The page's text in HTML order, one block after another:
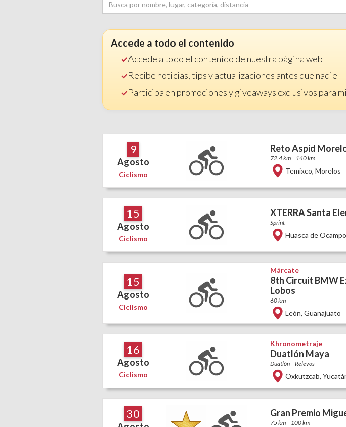
Accede a todo el contenido
Accede a todo el contenido de nuestra página web
Recibe noticias, tips y actualizaciones antes que nadie
Participa en promociones y giveaways exclusivos para
9
Agosto
Ciclismo
Reto Aspid
72.4 km 140 km
Temixco, Morelos
15
Agosto
Ciclismo
XTERRA Santa
Sprint
Huasca de Ocampo
15
Agosto
Ciclismo
Márcate
8th Circuit BMW
Lobos
60 km
León, Guanajuato
16
Agosto
Ciclismo
Khronometraje
Duatlón Maya
Duatlón Relevos
Oxkutzcab,
30 Gran Premio
75 km 100 km